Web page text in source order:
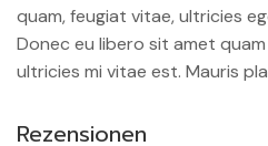
quam, feugiat vitae, ultricies
Donec eu libero sit amet
ultricies mi vitae est. Mauris
Rezensionen